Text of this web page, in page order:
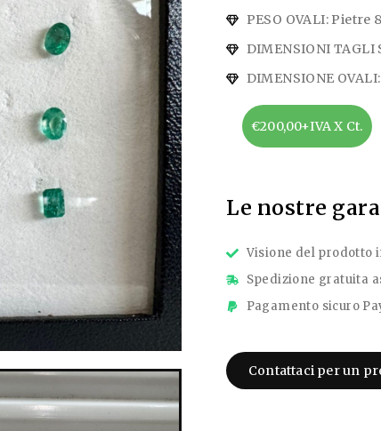
PESO OVALI: Pietre
DIMENSIONI TAGLI
DIMENSIONE
€200,00+IVA X Ct.
Le nostre
Visione del prodotto
Spedizione gratuita
Pagamento sicuro
Contattaci per un